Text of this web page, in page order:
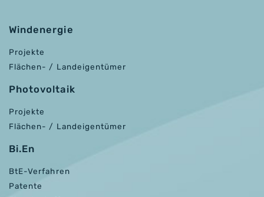
Windenergie
Projekte
Flächen- / Landeigentümer
Photovoltaik
Projekte
Flächen- / Landeigentümer
Bi.En
BtE-Verfahren
Patente